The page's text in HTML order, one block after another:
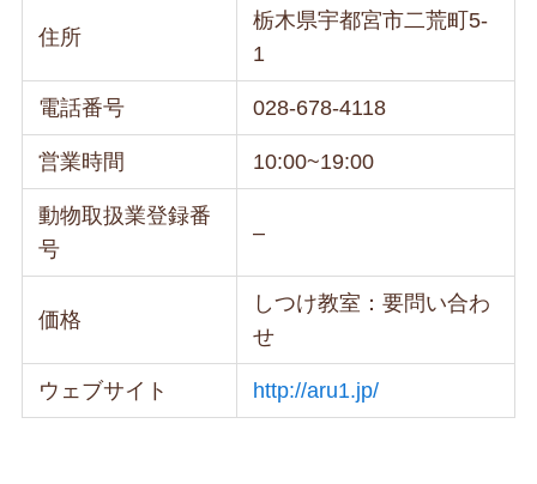
住所
栃木県宇都宮市二荒町5-
1
電話番号 028-678-4118
営業時間 10:00~19:00
動物取扱業登録番
号
–
価格
しつけ教室：要問い合わ
せ
ウェブサイト http://aru1.jp/